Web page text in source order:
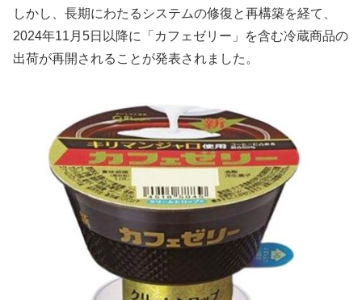
しかし、長期にわたるシステムの修復と再構築を経て、
2024年11月5日以降に「カフェゼリー」を含む冷蔵商品の
出荷が再開されることが発表されました。